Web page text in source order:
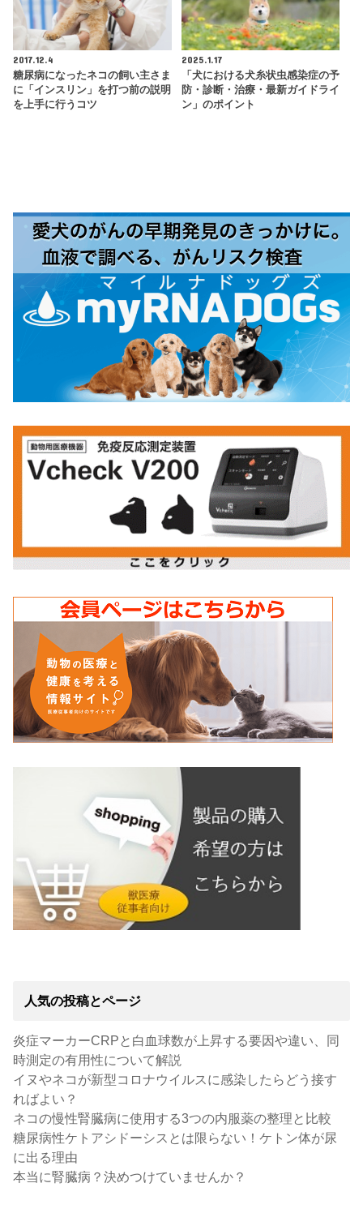
2017.12.4
糖尿病になったネコの飼い主さま
に「インスリン」を打つ前の説明
を上手に行うコツ
2025.1.17
「犬における犬糸状虫感染症の予
防・診断・治療・最新ガイドライ
ン」のポイント
人気の投稿とページ
炎症マーカーCRPと白血球数が上昇する要因や違い、同
時測定の有用性について解説
イヌやネコが新型コロナウイルスに感染したらどう接す
ればよい？
ネコの慢性腎臓病に使用する3つの内服薬の整理と比較
糖尿病性ケトアシドーシスとは限らない！ケトン体が尿
に出る理由
本当に腎臓病？決めつけていませんか？